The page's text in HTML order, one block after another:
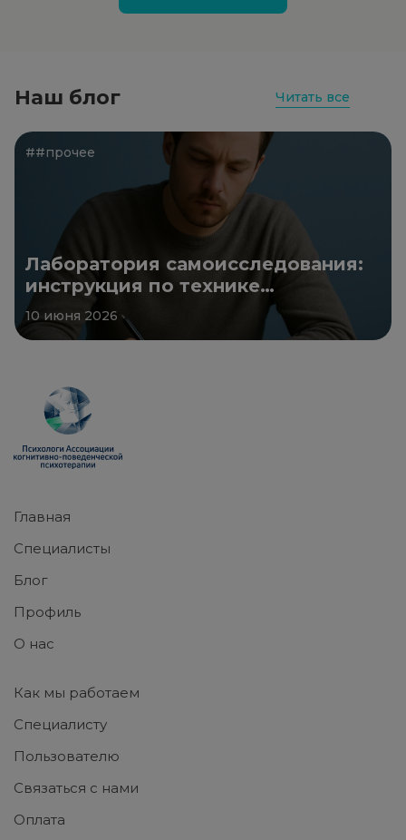
Наш блог Читать все
##прочее
Лаборатория самоисследования:
инструкция по технике
безопасности
10 июня 2026
Главная
Специалисты
Блог
Профиль
О нас
Как мы работаем
Специалисту
Пользователю
Связаться с нами
Оплата